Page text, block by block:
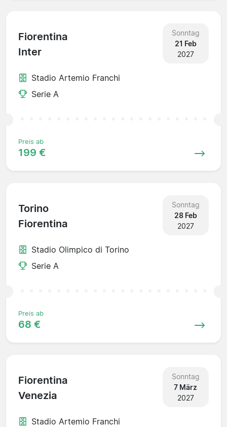
Fiorentina
Inter
Sonntag
21 Feb
2027
Stadio Artemio Franchi
Serie A
Preis ab
199 €
Torino
Fiorentina
Sonntag
28 Feb
2027
Stadio Olimpico di Torino
Serie A
Preis ab
68 €
Fiorentina
Venezia
Sonntag
7 März
2027
Stadio Artemio Franchi